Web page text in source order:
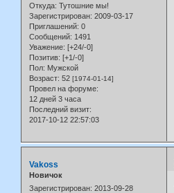
Откуда: Тутошние мы!
Зарегистрирован: 2009-03-17
Приглашений: 0
Сообщений: 1491
Уважение: [+24/-0]
Позитив: [+1/-0]
Пол: Мужской
Возраст: 52 [1974-01-14]
Провел на форуме:
12 дней 3 часа
Последний визит:
2017-10-12 22:57:03
Vakoss
Новичок
Зарегистрирован: 2013-09-28